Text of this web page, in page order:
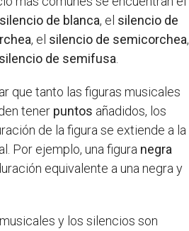
silencio de blanca, el silencio de
, el silencio de semicorchea,
silencio de semifusa
que tanto las figuras musicales
tener puntos añadidos, los
de la figura se extiende a la
Por ejemplo, una figura negra
equivalente a una negra y
y los silencios son